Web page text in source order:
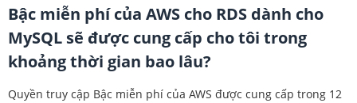
Bậc miễn phí của AWS cho RDS dành cho
MySQL sẽ được cung cấp cho tôi trong
khoảng thời gian bao lâu?
Quyền truy cập Bậc miễn phí của AWS được cung cấp trong 12